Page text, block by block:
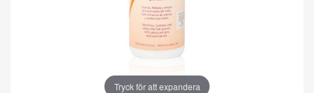
Tryck för att expandera